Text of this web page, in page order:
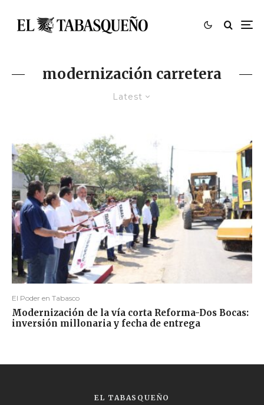
modernización carretera
Latest
El Poder en Tabasco
Modernización de la vía corta Reforma-Dos Bocas:
inversión millonaria y fecha de entrega
EL TABASQUEÑO